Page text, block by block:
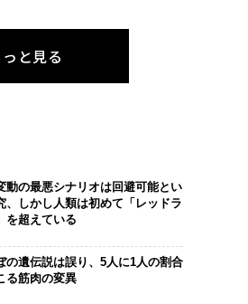
と見る
動の最悪シナリオは回避可能とい
、しかし人類は初めて「レッドラ
を超えている
の遺伝説は誤り、5人に1人の割合
る筋肉の変異